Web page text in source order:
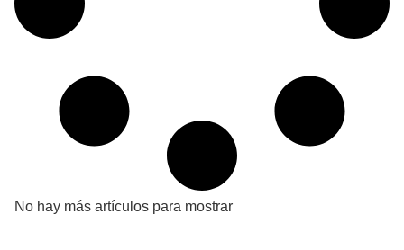
No hay más artículos para mostrar